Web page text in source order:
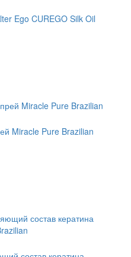
Ego CUREGO Silk Oil
Miracle Pure Brazilian